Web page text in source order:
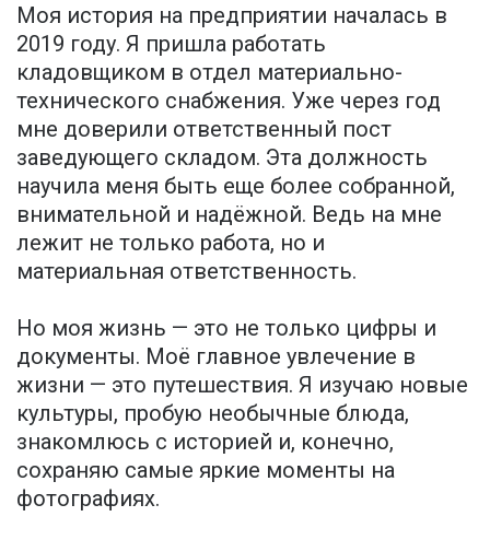
Моя история на предприятии началась в
2019 году. Я пришла работать
кладовщиком в отдел материально-
технического снабжения. Уже через год
мне доверили ответственный пост
заведующего складом. Эта должность
научила меня быть еще более собранной,
внимательной и надёжной. Ведь на мне
лежит не только работа, но и
материальная ответственность.
Но моя жизнь — это не только цифры и
документы. Моё главное увлечение в
жизни — это путешествия. Я изучаю новые
культуры, пробую необычные блюда,
знакомлюсь с историей и, конечно,
сохраняю самые яркие моменты на
фотографиях.